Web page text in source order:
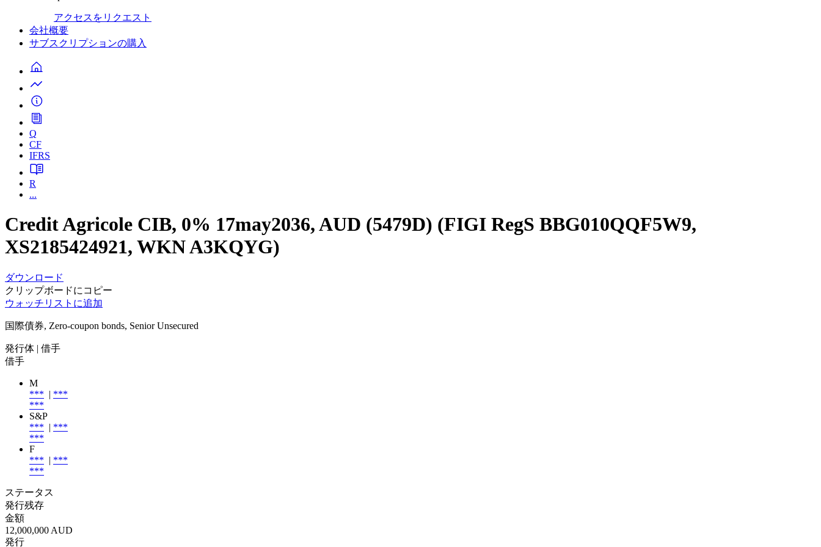
アクセスをリクエスト
会社概要
サブスクリプションの購入
Q
CF
IFRS
R
...
Credit Agricole CIB, 0% 17may2036, AUD (5479D) (FIGI RegS BBG010QQF5W9,
XS2185424921, WKN A3KQYG)
ダウンロード
クリップボードにコピー
ウォッチリストに追加
国際債券, Zero-coupon bonds, Senior Unsecured
発行体 | 借手
借手
M
*** | ***
***
S&P
*** | ***
***
F
*** | ***
***
ステータス
発行残存
金額
12,000,000 AUD
発行